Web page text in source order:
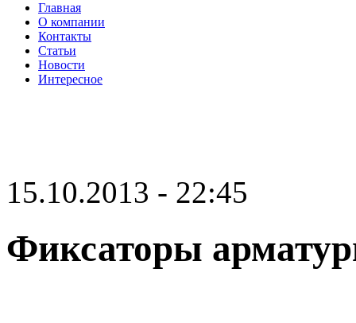
Главная
О компании
Контакты
Статьи
Новости
Интересное
15.10.2013 - 22:45
Фиксаторы